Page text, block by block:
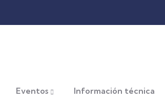
Eventos Información técnica